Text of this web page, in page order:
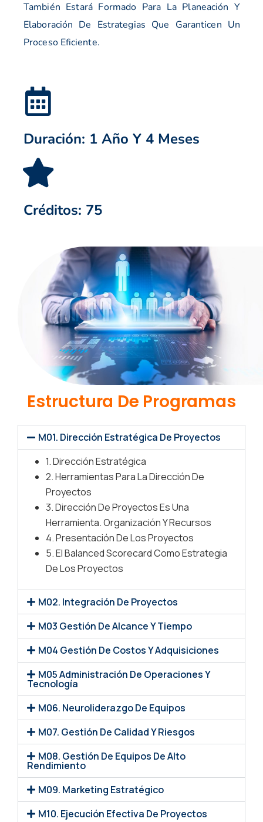
También Estará Formado Para La Planeación Y
Elaboración De Estrategias Que Garanticen Un
Proceso Eficiente.
Duración: 1 Año Y 4 Meses
Créditos: 75
Estructura De Programas
M01. Dirección Estratégica De Proyectos
1. Dirección Estratégica
2. Herramientas Para La Dirección De
Proyectos
3. Dirección De Proyectos Es Una
Herramienta. Organización Y Recursos
4. Presentación De Los Proyectos
5. El Balanced Scorecard Como Estrategia
De Los Proyectos
M02. Integración De Proyectos
M03 Gestión De Alcance Y Tiempo
M04 Gestión De Costos Y Adquisiciones
M05 Administración De Operaciones Y
Tecnología
M06. Neuroliderazgo De Equipos
M07. Gestión De Calidad Y Riesgos
M08. Gestión De Equipos De Alto
Rendimiento
M09. Marketing Estratégico
M10. Ejecución Efectiva De Proyectos